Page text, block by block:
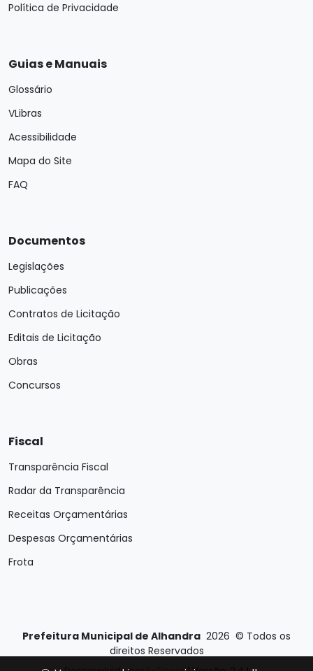
Política de Privacidade
Guias e Manuais
Glossário
VLibras
Acessibilidade
Mapa do Site
FAQ
Documentos
Legislações
Publicações
Contratos de Licitação
Editais de Licitação
Obras
Concursos
Fiscal
Transparência Fiscal
Radar da Transparência
Receitas Orçamentárias
Despesas Orçamentárias
Frota
Prefeitura Municipal de Alhandra 2026 © Todos os
direitos Reservados